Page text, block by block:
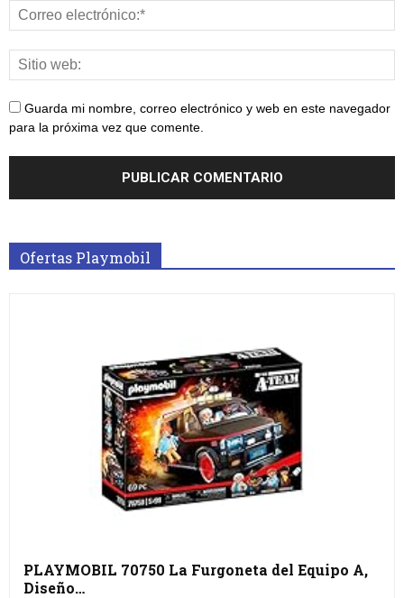
Guarda mi nombre, correo electrónico y web en este navegador
para la próxima vez que comente.
Ofertas Playmobil
PLAYMOBIL 70750 La Furgoneta del Equipo A,
Diseño…